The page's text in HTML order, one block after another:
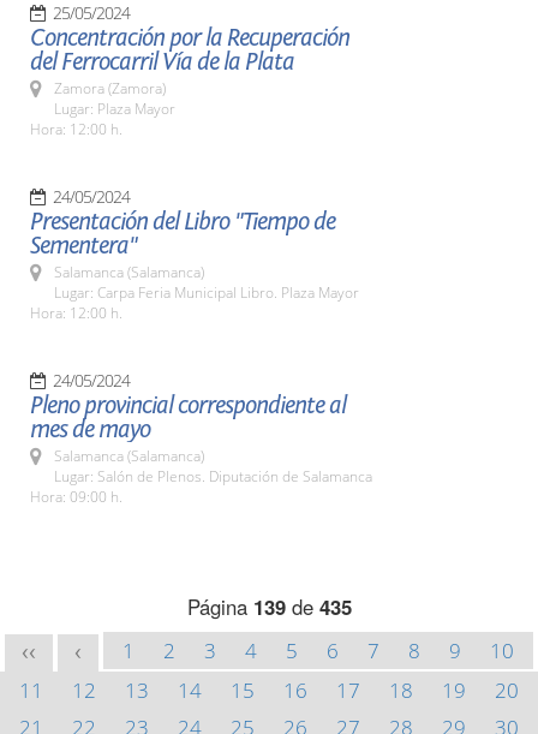
25/05/2024
Concentración por la Recuperación
del Ferrocarril Vía de la Plata
Zamora (Zamora)
Lugar: Plaza Mayor
Hora: 12:00 h.
24/05/2024
Presentación del Libro "Tiempo de
Sementera"
Salamanca (Salamanca)
Lugar: Carpa Feria Municipal Libro. Plaza Mayor
Hora: 12:00 h.
24/05/2024
Pleno provincial correspondiente al
mes de mayo
Salamanca (Salamanca)
Lugar: Salón de Plenos. Diputación de Salamanca
Hora: 09:00 h.
Página 139de 435
<< < 1 2 3 4 5 6 7 8 9
10
11
12 13 14 15 16 17 18 19
20
21
22 23 24 25 26 27 28 29
30